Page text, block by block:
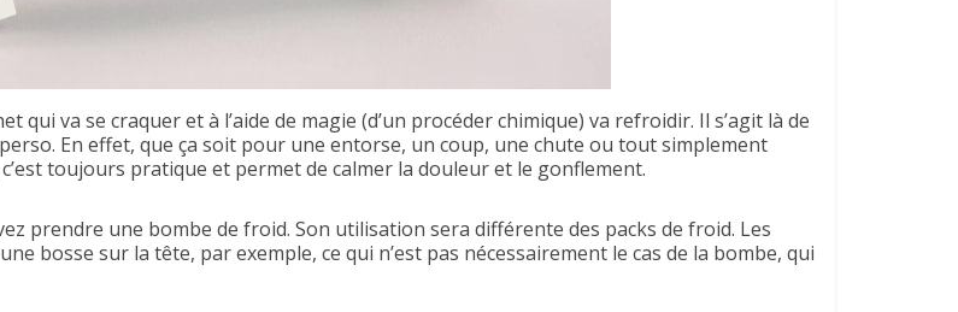
qui va se craquer et à l’aide de magie (d’un procéder chimique) va refroidir. Il s’agit là de
En effet, que ça soit pour une entorse, un coup, une chute ou tout simplement
toujours pratique et permet de calmer la douleur et le gonflement.
prendre une bombe de froid. Son utilisation sera différente des packs de froid. Les
bosse sur la tête, par exemple, ce qui n’est pas nécessairement le cas de la bombe, qui